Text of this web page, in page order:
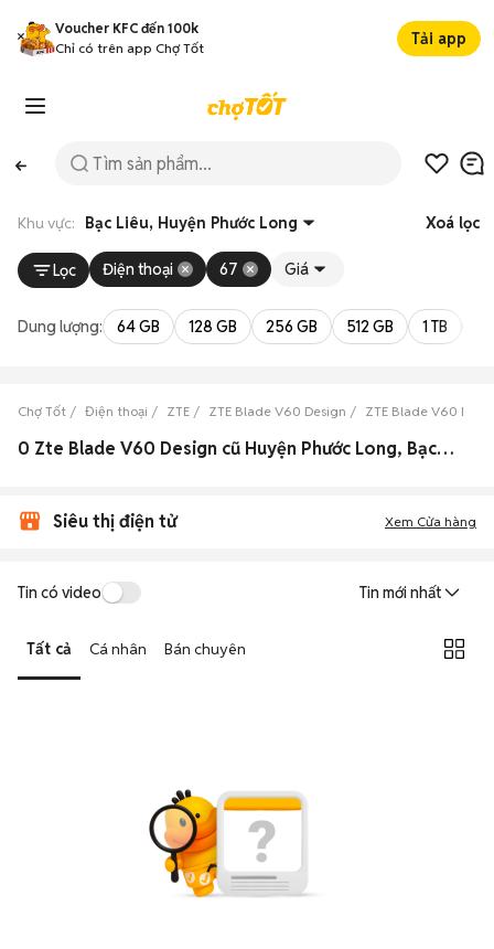
Voucher KFC đến 100k
Chỉ có trên app Chợ Tốt
Tải app
Khu vực: Bạc Liêu, Huyện Phước Long Xoá lọc
Lọc Điện thoại 67 Giá
Dung lượng: 64 GB 128 GB 256 GB 512 GB 1 TB
Chợ Tốt Điện thoại ZTE ZTE Blade V60 Design ZTE Blade V60
0 Zte Blade V60 Design cũ Huyện Phước Long, Bạc Liêu đẹp
Siêu thị điện tử Xem Cửa hàng
Tin có video Tin mới nhất
Tất cả Cá nhân Bán chuyên